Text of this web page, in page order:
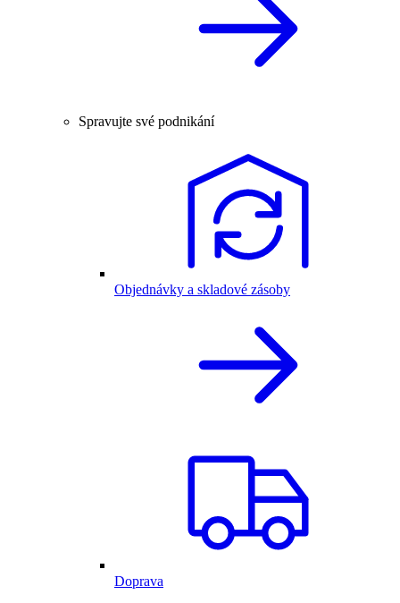
Spravujte své podnikání
Objednávky a skladové zásoby
Doprava